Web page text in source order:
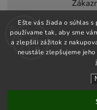
Ešte vás žiada o súhlas
používame tak, aby sme
a zlepšili zážitok z
neustále zlepšujeme